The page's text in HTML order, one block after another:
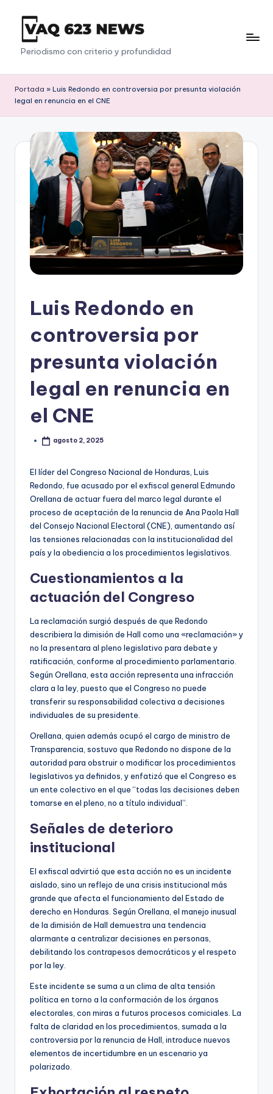
Saltar
contenido
V
a
q
6
3
Periodismo con criterio y profundidad
Portada » Luis Redondo en controversia por presunta violación
legal en renuncia en el CNE
Luis Redondo en
controversia por
presunta violación
legal en renuncia en
el CNE
agosto 2, 2025
El líder del Congreso Nacional de Honduras, Luis
Redondo, fue acusado por el exfiscal general Edmundo
Orellana de actuar fuera del marco legal durante el
proceso de aceptación de la renuncia de Ana Paola Hall
del Consejo Nacional Electoral (CNE), aumentando así
las tensiones relacionadas con la institucionalidad del
país y la obediencia a los procedimientos legislativos.
Cuestionamientos a la
actuación del Congreso
La reclamación surgió después de que Redondo
describiera la dimisión de Hall como una «reclamación» y
no la presentara al pleno legislativo para debate y
ratificación, conforme al procedimiento parlamentario.
Según Orellana, esta acción representa una infracción
clara a la ley, puesto que el Congreso no puede
transferir su responsabilidad colectiva a decisiones
individuales de su presidente.
Orellana, quien además ocupó el cargo de ministro de
Transparencia, sostuvo que Redondo no dispone de la
autoridad para obstruir o modificar los procedimientos
legislativos ya definidos, y enfatizó que el Congreso es
un ente colectivo en el que “todas las decisiones deben
tomarse en el pleno, no a título individual”.
Señales de deterioro
institucional
El exfiscal advirtió que esta acción no es un incidente
aislado, sino un reflejo de una crisis institucional más
grande que afecta el funcionamiento del Estado de
derecho en Honduras. Según Orellana, el manejo inusual
de la dimisión de Hall demuestra una tendencia
alarmante a centralizar decisiones en personas,
debilitando los contrapesos democráticos y el respeto
por la ley.
Este incidente se suma a un clima de alta tensión
política en torno a la conformación de los órganos
electorales, con miras a futuros procesos comiciales. La
falta de claridad en los procedimientos, sumada a la
controversia por la renuncia de Hall, introduce nuevos
elementos de incertidumbre en un escenario ya
polarizado.